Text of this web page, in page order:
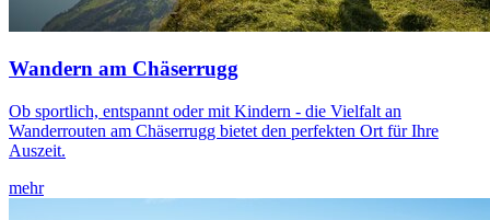
Wandern am Chäserrugg
Ob sportlich, entspannt oder mit Kindern - die Vielfalt an
Wanderrouten am Chäserrugg bietet den perfekten Ort für Ihre
Auszeit.
mehr